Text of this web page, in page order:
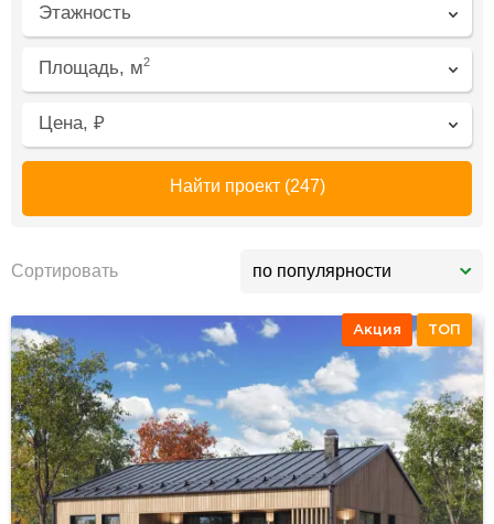
Этажность
Площадь, м2
Цена, ₽
Найти проект (247)
Сортировать по популярности
Акция ТОП